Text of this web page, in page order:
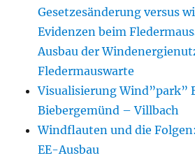
Gesetzesänderung versus
Evidenzen beim
Ausbau der
Fledermauswarte
Visualisierung Wind”park”
Biebergemünd – Villbach
Windflauten und die
EE-Ausbau